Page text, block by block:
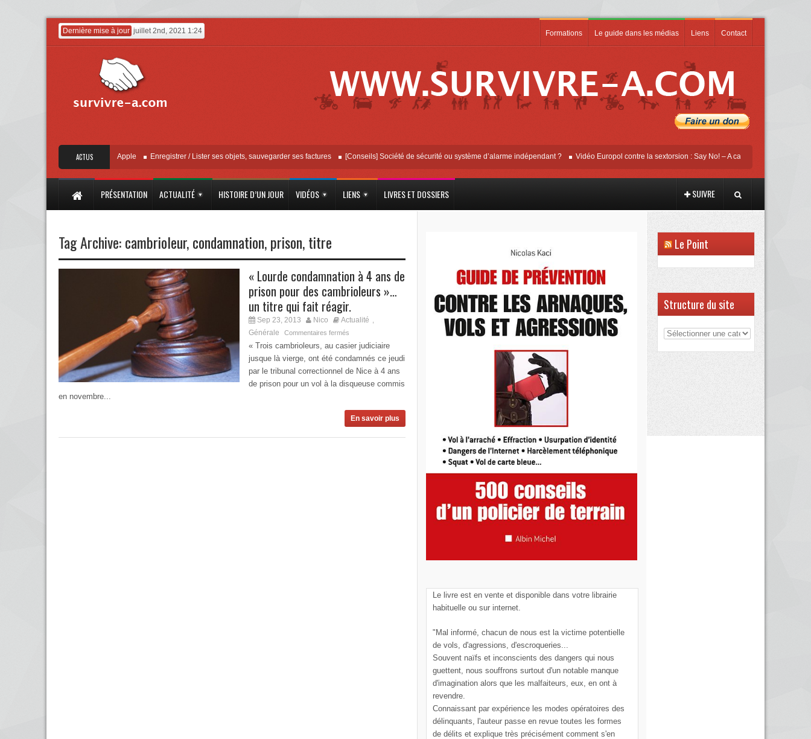
Dernière mise à jour juillet 2nd, 2021 1:24 Formations Le guide dans les médias Liens Contact
ACTUS
« Localiser » – Mise à jour Apple Enregistrer / Lister ses objets, sauvegarder ses factures [Conseils] Société de sécurité ou système d’alarme indépendant ? Vidéo Europol contre la sextorsion : Say No! – A campaign against online
PRÉSENTATION ACTUALITÉ HISTOIRE D’UN JOUR VIDÉOS LIENS LIVRES ET DOSSIERS SUIVRE
Tag Archive:cambrioleur,condamnation,prison,titre
« Lourde condamnation à 4 ans de
prison pour des cambrioleurs »…
un titre qui fait réagir.
Sep 23, 2013 Nico Actualité
Générale Commentaires fermés
« Trois cambrioleurs, au casier judiciaire
jusque là vierge, ont été condamnés ce jeudi
par le tribunal correctionnel de Nice à 4 ans
de prison pour un vol à la disqueuse commis
en novembre...
En savoir plus
Le livre est en vente et disponible dans votre librairie
habituelle ou sur internet.
"Mal informé, chacun de nous est la victime potentielle
de vols, d'agressions, d'escroqueries...
Souvent naïfs et inconscients des dangers qui nous
guettent, nous souffrons surtout d'un notable manque
d'imagination alors que les malfaiteurs, eux, en ont à
revendre.
Connaissant par expérience les modes opératoires des
délinquants, l'auteur passe en revue toutes les formes
de délits et explique très précisément comment s'en
Le Point
Structure du site